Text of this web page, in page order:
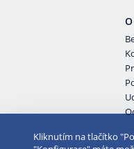
Kliknutím na tlačítko